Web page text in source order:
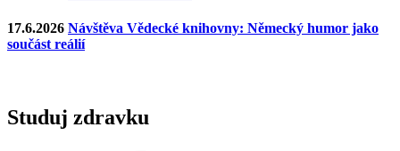
17.6.2026 Návštěva Vědecké knihovny: Německý humor jako
součást reálií
Studuj zdravku